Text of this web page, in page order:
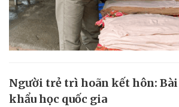
Người trẻ trì hoãn kết hôn:
khẩu học quốc gia